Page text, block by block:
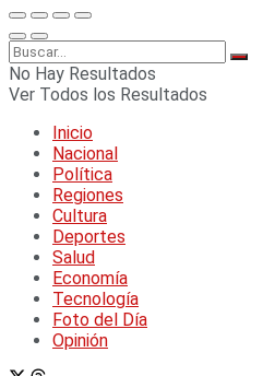
No Hay Resultados
Ver Todos los Resultados
Inicio
Nacional
Política
Regiones
Cultura
Deportes
Salud
Economía
Tecnología
Foto del Día
Opinión